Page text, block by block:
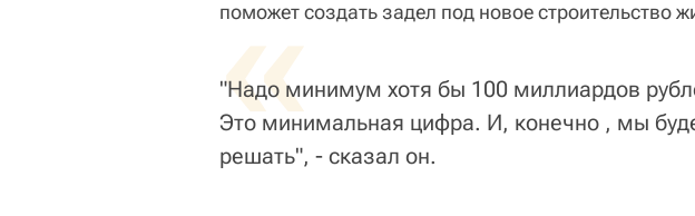
поможет создать задел под новое строительство
«
"Надо минимум хотя бы 100 миллиардов
Это минимальная цифра. И, конечно , мы
решать", - сказал он.